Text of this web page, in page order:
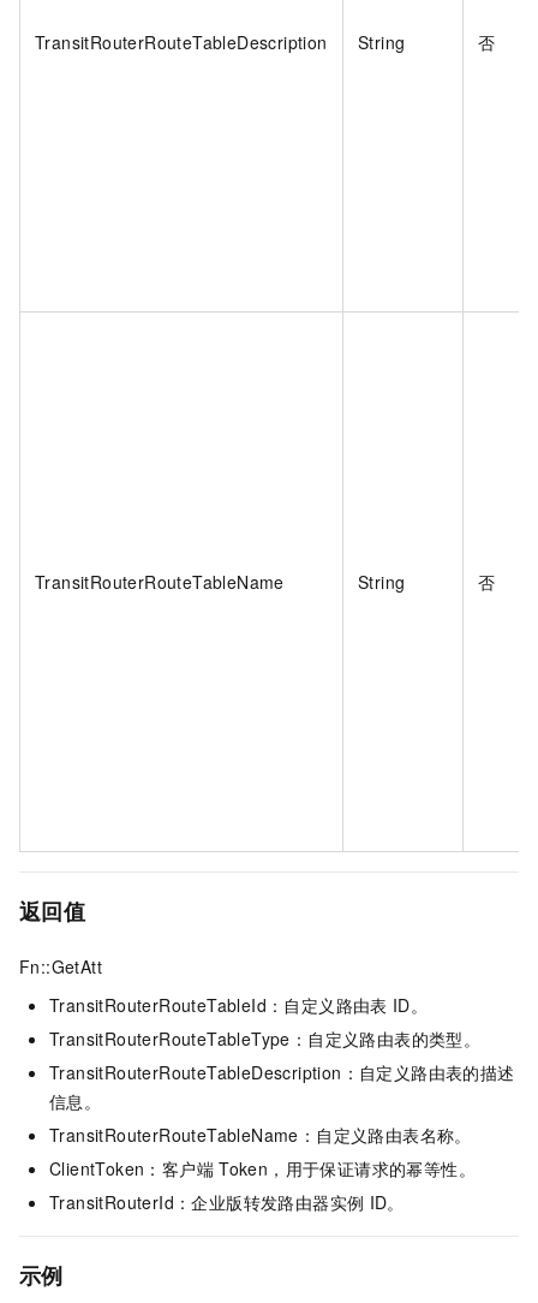
TransitRouterRouteTableDescription String 否
TransitRouterRouteTableName String 否
返回值
Fn::GetAtt
TransitRouterRouteTableId：自定义路由表 ID。
TransitRouterRouteTableType：自定义路由表的类型。
TransitRouterRouteTableDescription：自定义路由表的描述
信息。
TransitRouterRouteTableName：自定义路由表名称。
ClientToken：客户端 Token，用于保证请求的幂等性。
TransitRouterId：企业版转发路由器实例 ID。
示例